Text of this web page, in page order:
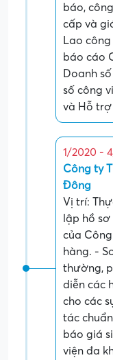
báo,
cấp và
Lao
báo cáo
Doanh
số công
và Hỗ trợ
1/2020 -
Công ty
Đông
Vị trí:
lập hồ
của
hàng. -
thường,
diễn các
cho các
tác
báo giá
viện đa